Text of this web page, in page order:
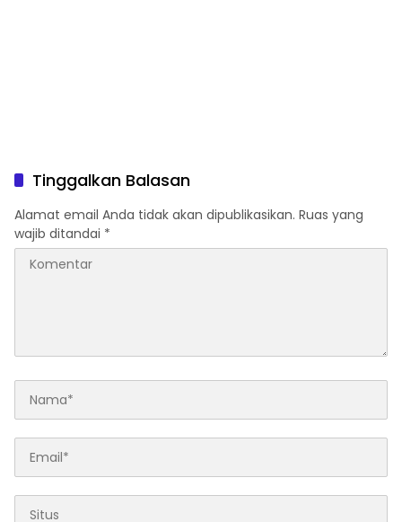
Tinggalkan Balasan
Alamat email Anda tidak akan dipublikasikan. Ruas yang
wajib ditandai *